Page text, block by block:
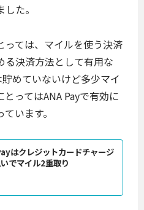
た。
っては、マイルを使う決済
る決済方法として有用な
めていないけど多少マイ
ってはANA Payで有効に
います。
はクレジットカードチャージ
でマイル2重取り